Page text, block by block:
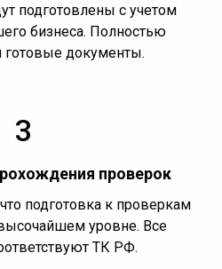
подготовлены с учетом
бизнеса. Полностью
готовые документы.
3
проверок
подготовка к проверкам
уровне. Все
ТК РФ.